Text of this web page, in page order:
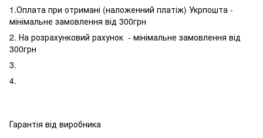
1.Оплата при отримані (наложенний платіж) Укрпошта -
мінімальне замовлення від 300грн
2. На розрахунковий рахунок - мінімальне замовлення від
300грн
3.
4.
Гарантія від виробника